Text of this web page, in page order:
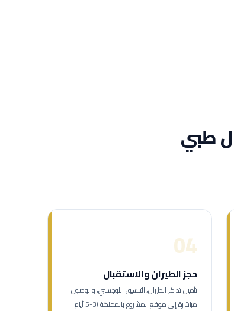
طبي
04
حجز الطيران والاستقبال
تأمين تذاكر الطيران، التنسيق اللوجستي، والوصول
مباشرة إلى موقع المشروع بالمملكة (3-5 أيام